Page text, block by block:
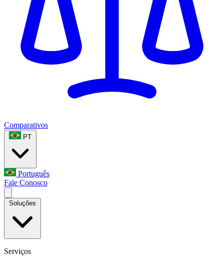
Comparativos
PT
Português
Fale Conosco
Soluções
Serviços